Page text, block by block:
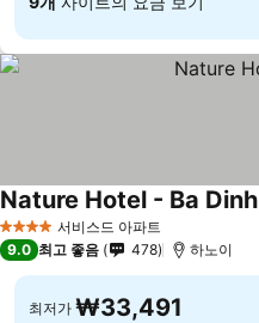
4 성급 서비스드 아파트
Nature Hotel - Ba Dinh
9.0 최고 좋음 478 하노이
최저가 ₩33,491